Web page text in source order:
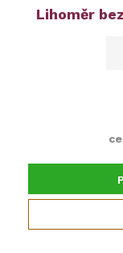
Lihoměr